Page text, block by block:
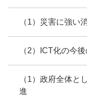
（1）災害に強い
（2）ICT化の今
（1）政府全体と
進